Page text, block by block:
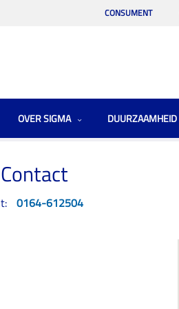
CONSUMENT
OVER SIGMA DUURZAAMHEID
Contact
t: 0164-612504